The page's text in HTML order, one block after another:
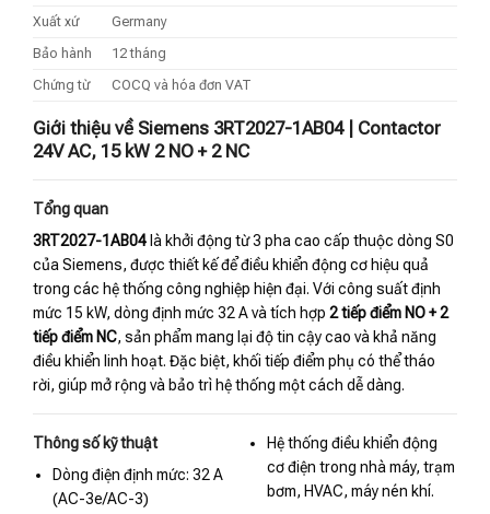
Xuất xứ
Germany
Bảo hành
12 tháng
Chứng từ
COCQ và hóa đơn VAT
Giới thiệu về Siemens 3RT2027-1AB04 | Contactor
24V AC, 15 kW 2 NO + 2 NC
Tổng quan
3RT2027-1AB04 là khởi động từ 3 pha cao cấp thuộc dòng S0
của Siemens, được thiết kế để điều khiển động cơ hiệu quả
trong các hệ thống công nghiệp hiện đại. Với công suất định
mức 15 kW, dòng định mức 32 A và tích hợp 2 tiếp điểm NO + 2
tiếp điểm NC, sản phẩm mang lại độ tin cậy cao và khả năng
điều khiển linh hoạt. Đặc biệt, khối tiếp điểm phụ có thể tháo
rời, giúp mở rộng và bảo trì hệ thống một cách dễ dàng.
Thông số kỹ thuật
Dòng điện định mức: 32 A
(AC-3e/AC-3)
Hệ thống điều khiển động
cơ điện trong nhà máy, trạm
bơm, HVAC, máy nén khí.